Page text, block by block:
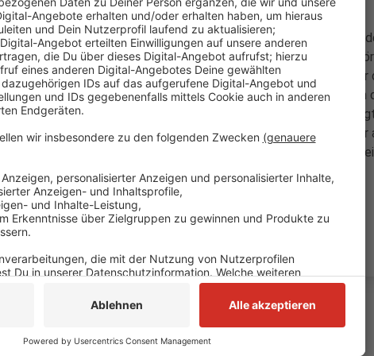
Mit Platz 7 und Steuereinahmen von 2.240 Euro pro Einwohner
der Studie noch vor der Stadt München. Der Kreis Mettmann
der guten Wirtschaftslage in den vergangenen Jahren. Die Macher
Weil sich die gute Konjunktur allmählich abkühlt, müssen sich auch
Steuereinahmen auf schlechtere Zeiten einstellen. Die Studie
zwischen reichen und armen Kommnunen ist größer geworden. Vor
steigende Hartz-IV-Kosten setzen die ärmeren Städten und
Druck.
Anzeige